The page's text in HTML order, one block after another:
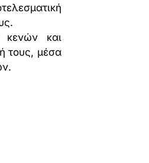
κενών και
τους, μέσα